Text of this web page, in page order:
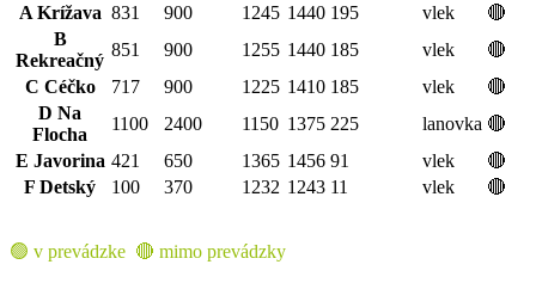
A Krížava 831 900 1245 1440 195 vlek
🔴
B
Rekreačný
851 900 1255 1440 185 vlek
🔴
C Céčko
717 900 1225 1410 185 vlek
🔴
D Na
Flocha
1100 2400 1150 1375 225 lanovka 🔴
E Javorina 421 650 1365 1456 91 vlek
🔴
F Detský
100 370 1232 1243 11 vlek 🔴
🟢 v prevádzke 🔴 mimo prevádzky